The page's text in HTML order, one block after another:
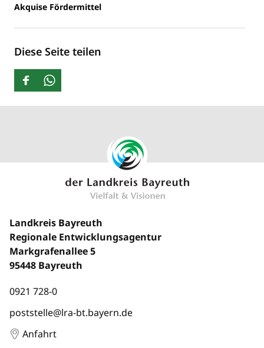
Akquise Fördermittel
Diese Seite teilen
Landkreis Bayreuth
Regionale Entwicklungsagentur
Markgrafenallee 5
95448 Bayreuth
0921 728-0
poststelle@lra-bt.bayern.de
Anfahrt